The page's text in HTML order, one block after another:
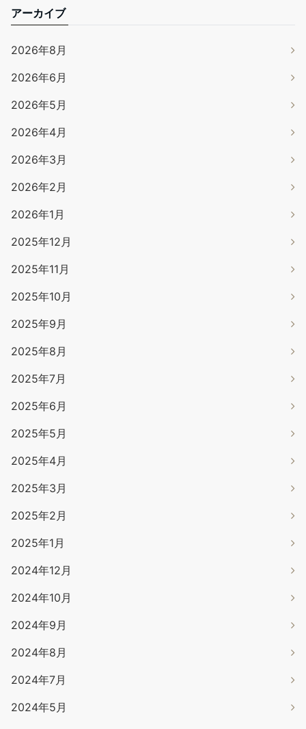
アーカイブ
2026年8月
2026年6月
2026年5月
2026年4月
2026年3月
2026年2月
2026年1月
2025年12月
2025年11月
2025年10月
2025年9月
2025年8月
2025年7月
2025年6月
2025年5月
2025年4月
2025年3月
2025年2月
2025年1月
2024年12月
2024年10月
2024年9月
2024年8月
2024年7月
2024年5月